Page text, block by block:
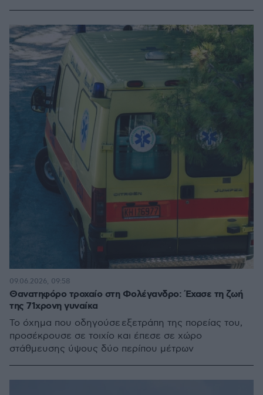
Θανατηφόρο τροχαίο στη Φολέγανδρο: Έχασε τη ζωή
της 71χρονη γυναίκα
Το όχημα που οδηγούσε εξετράπη της πορείας του,
προσέκρουσε σε τοιχίο και έπεσε σε χώρο
στάθμευσης ύψους δύο περίπου μέτρων
09.06.2026, 09:58